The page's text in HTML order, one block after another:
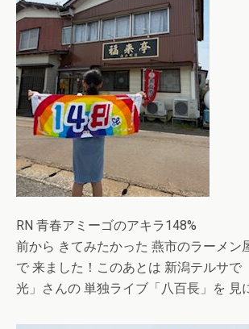
RN 青春アミーゴのアキラ148%
前から きてみたかった 燕市のラーメン
で 来ました！このあとは 新潟テルサで
光」さんの 単独ライブ「八百長」を 見